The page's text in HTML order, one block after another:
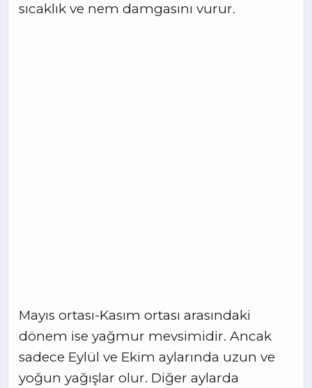
sıcaklık ve nem damgasını vurur.
Mayıs ortası-Kasım ortası arasındaki
dönem ise yağmur mevsimidir. Ancak
sadece Eylül ve Ekim aylarında uzun ve
yoğun yağışlar olur. Diğer aylarda